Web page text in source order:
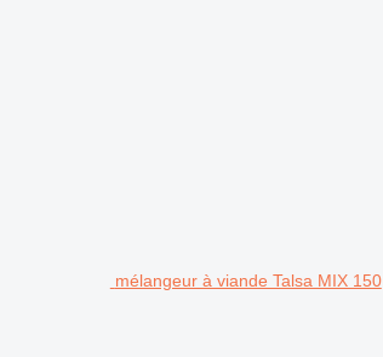
mélangeur à viande Talsa MIX 150